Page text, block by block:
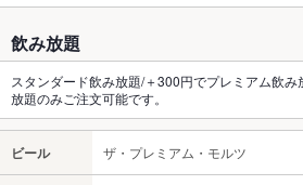
飲み放題
スタンダード飲み放題/＋300円でプレミアム飲
放題のみご注文可能です。
ビール ザ・プレミアム・モルツ